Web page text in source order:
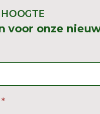
voor onze
*